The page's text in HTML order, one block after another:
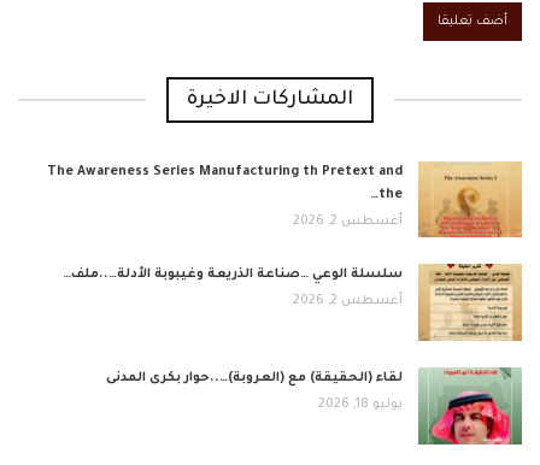
المشاركات الاخيرة
The Awareness Series Manufacturing th Pretext and
the…
أغسطس 2, 2026
​سلسلة الوعي …صناعة الذريعة وغيبوبة الأدلة…..ملف…
أغسطس 2, 2026
لقاء (الحقيقة) مع (العروبة)…..حوار بكرى المدنى
يوليو 18, 2026